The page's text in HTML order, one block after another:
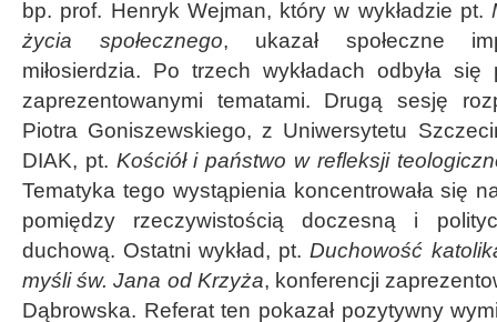
bp. prof. Henryk Wejman, który w wykładzie pt.
życia społecznego, ukazał społeczne
miłosierdzia. Po trzech wykładach odbyła
zaprezentowanymi tematami. Drugą sesję
Piotra Goniszewskiego, z Uniwersytetu
DIAK, pt. Kościół i państwo w refleksji
Tematyka tego wystąpienia koncentrowała się
pomiędzy rzeczywistością doczesną i
duchową. Ostatni wykład, pt.Duchowość
myśli św. Jana od Krzyża, konferencji
Dąbrowska. Referat ten pokazał pozytywny